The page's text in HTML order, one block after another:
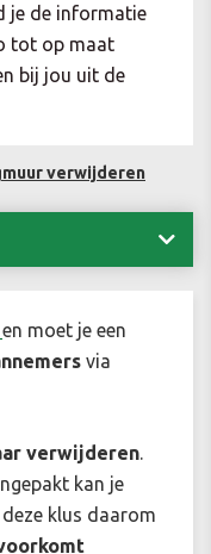
je de informatie
tot op maat
bij jou uit de
verwijderen
en moet je een
via
verwijderen.
kan je
klus daarom